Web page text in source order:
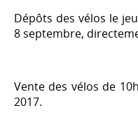
Dépôts des vélos le
8 septembre,
Vente des vélos de
2017.